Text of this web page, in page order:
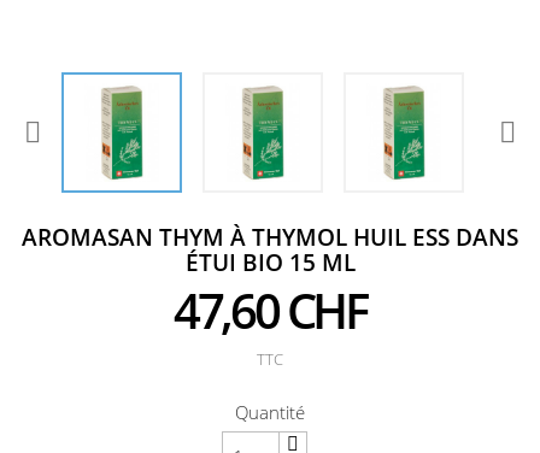
 
AROMASAN THYM À THYMOL HUIL ESS DANS
ÉTUI BIO 15 ML
47,60 CHF
TTC
Quantité